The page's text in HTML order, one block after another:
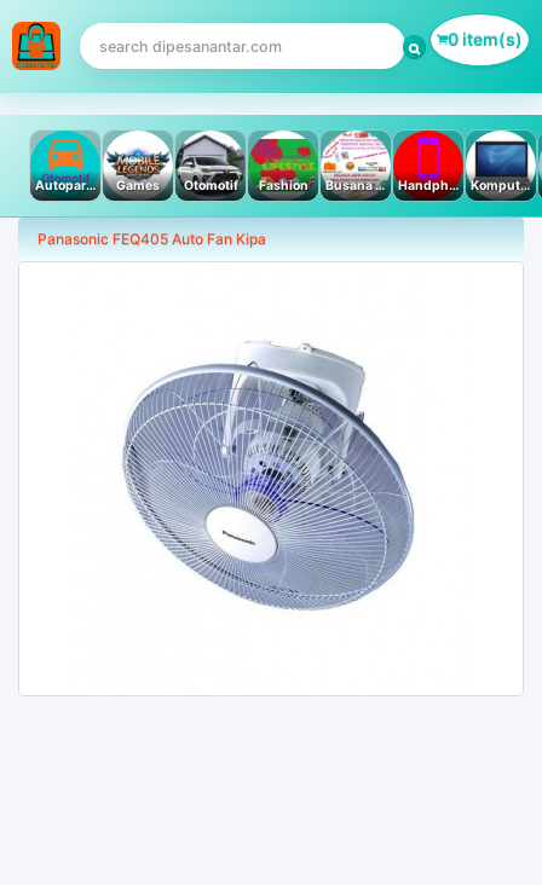
0 item(s)
Autoparts Games Otomotif Fashion Busana Muslim Handphone & Tablet Komputer PC & Laptop
Panasonic FEQ405 Auto Fan Kipa